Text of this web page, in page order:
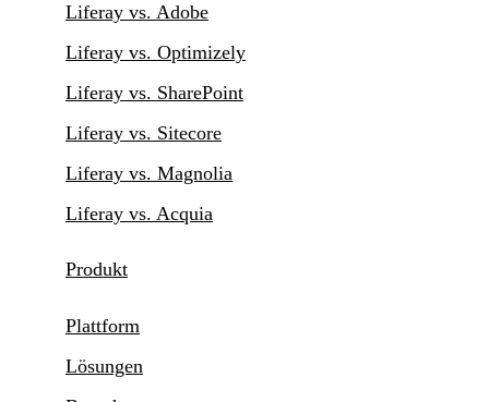
Liferay vs. Adobe
Liferay vs. Optimizely
Liferay vs. SharePoint
Liferay vs. Sitecore
Liferay vs. Magnolia
Liferay vs. Acquia
Produkt
Plattform
Lösungen